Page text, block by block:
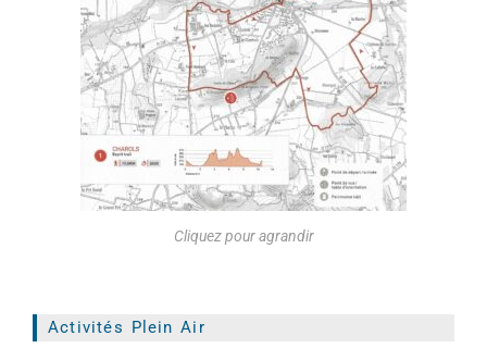
Cliquez pour agrandir
Activités Plein Air